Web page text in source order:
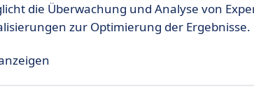
die Überwachung und Analyse von
zur Optimierung der Ergebnisse.